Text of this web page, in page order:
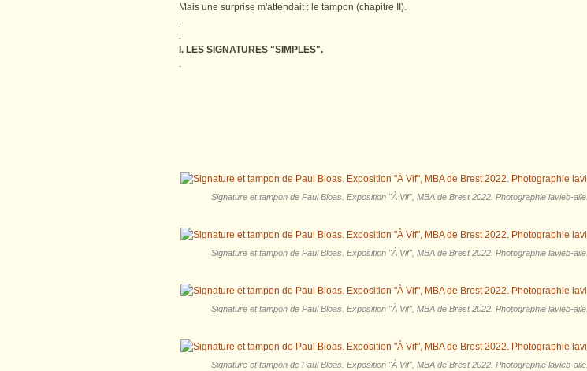
Mais une surprise m'attendait : le tampon (chapitre II).
.
.
I. LES SIGNATURES "SIMPLES".
.
Signature et tampon de Paul Bloas. Exposition "À Vif", MBA de Brest 2022. Photographie lavieb-aile.
Signature et tampon de Paul Bloas. Exposition "À Vif", MBA de Brest 2022. Photographie lavieb-aile.
Signature et tampon de Paul Bloas. Exposition "À Vif", MBA de Brest 2022. Photographie lavieb-aile.
Signature et tampon de Paul Bloas. Exposition "À Vif", MBA de Brest 2022. Photographie lavieb-aile.